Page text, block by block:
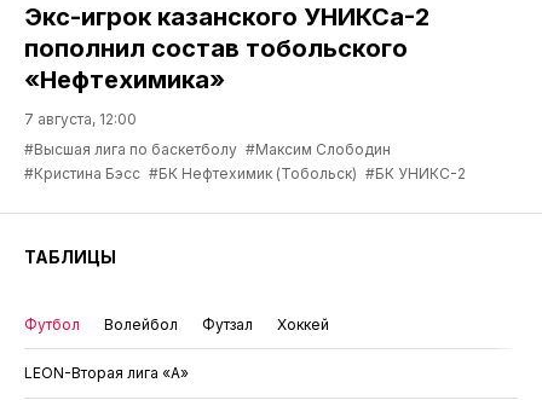
Экс-игрок казанского УНИКСа-2
пополнил состав тобольского
«Нефтехимика»
7 августа, 12:00
#Высшая лига по баскетболу #Максим Слободин
#Кристина Бэсс #БК Нефтехимик (Тобольск) #БК УНИКС-2
ТАБЛИЦЫ
Футбол Волейбол Футзал Хоккей
LEON-Вторая лига «А»